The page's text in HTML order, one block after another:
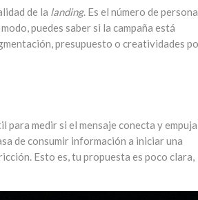
de la landing. Es el número de
puedes saber si la campaña está
presupuesto o creatividades
medir si el mensaje conecta y empuja
de consumir información a iniciar una
Esto es, tu propuesta es poco clara,